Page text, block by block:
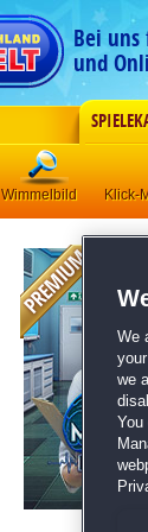
Bei
und
Wimmelbild Klick-
We
we